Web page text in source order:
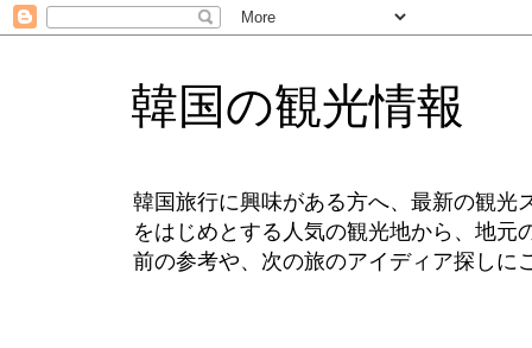
韓国の観光情報
韓国旅行に興味がある方へ、最新の観光
をはじめとする人気の観光地から、地
前の参考や、次の旅のアイディア探しに